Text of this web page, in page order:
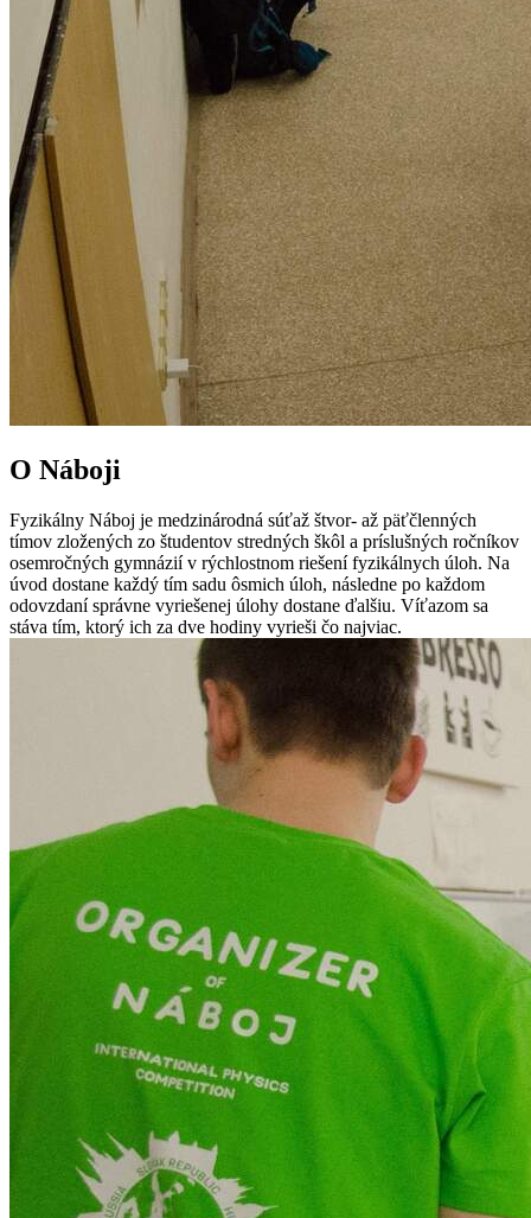
O Náboji
Fyzikálny Náboj je medzinárodná súťaž štvor- až päťčlenných
tímov zložených zo študentov stredných škôl a príslušných ročníkov
osemročných gymnázií v rýchlostnom riešení fyzikálnych úloh. Na
úvod dostane každý tím sadu ôsmich úloh, následne po každom
odovzdaní správne vyriešenej úlohy dostane ďalšiu. Víťazom sa
stáva tím, ktorý ich za dve hodiny vyrieši čo najviac.